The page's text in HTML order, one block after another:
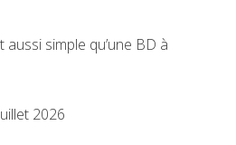
simple qu’une BD à
2026